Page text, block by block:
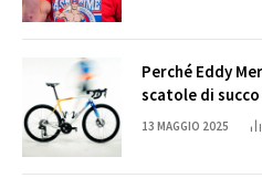
Perché Eddy
scatole di succo
13 MAGGIO 2025